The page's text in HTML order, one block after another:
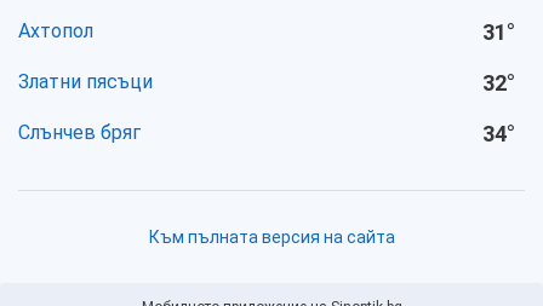
Ахтопол 31°
Златни пясъци 32°
Слънчев бряг 34°
Към пълната версия на сайта